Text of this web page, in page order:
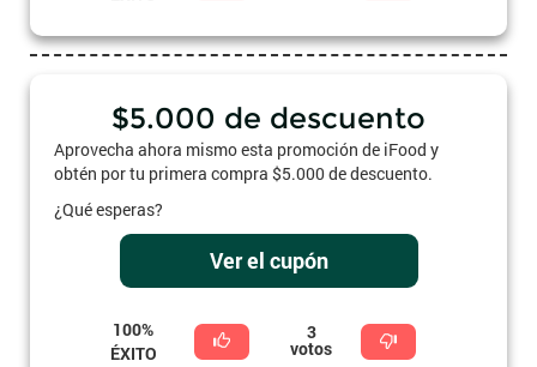
$5.000 de descuento
Aprovecha ahora mismo esta promoción de iFood y
obtén por tu primera compra $5.000 de descuento.
¿Qué esperas?
Ver el cupón
100%
ÉXITO
3
votos